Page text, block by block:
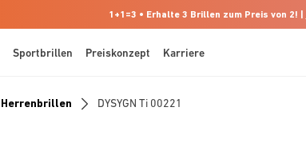
1+1=3 • Erhalte 3 Brillen zum Preis von 2! |
Sportbrillen Preiskonzept Karriere
Herrenbrillen DYSYGN Ti 00221